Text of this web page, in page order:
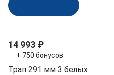
14 993 ₽
+ 750 бонусов
Трап 291 мм 3 белых